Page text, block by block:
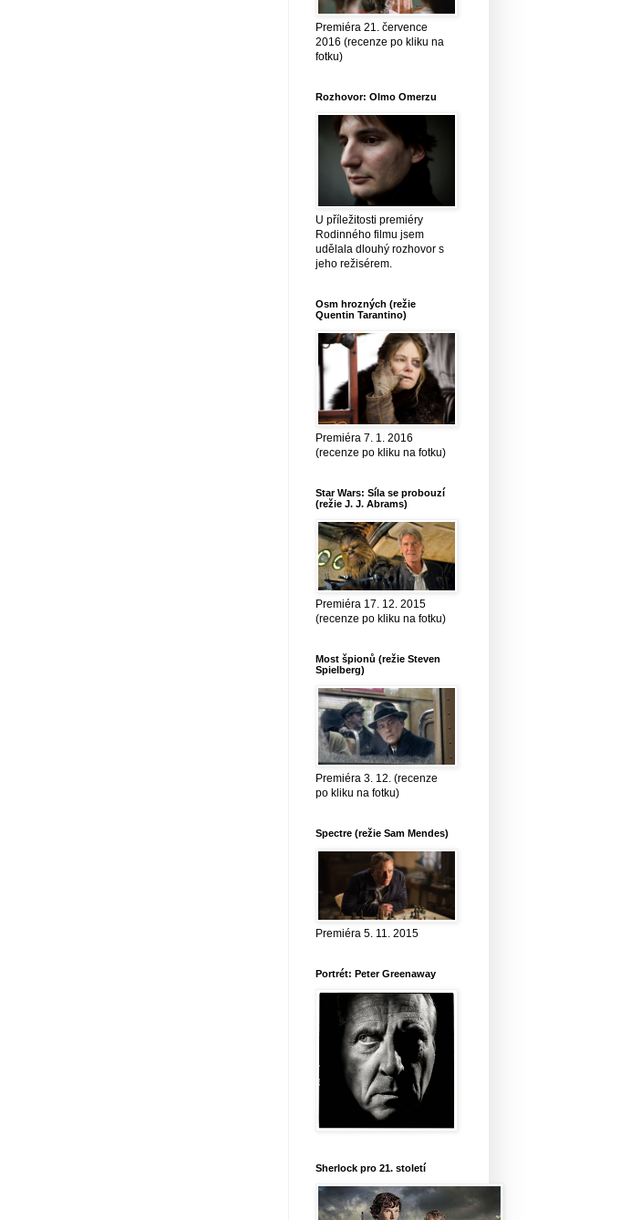
Premiéra 21. července
2016 (recenze po kliku na
fotku)
Rozhovor: Olmo Omerzu
U příležitosti premiéry
Rodinného filmu jsem
udělala dlouhý rozhovor s
jeho režisérem.
Osm hrozných (režie
Quentin Tarantino)
Premiéra 7. 1. 2016
(recenze po kliku na fotku)
Star Wars: Síla se probouzí
(režie J. J. Abrams)
Premiéra 17. 12. 2015
(recenze po kliku na fotku)
Most špionů (režie Steven
Spielberg)
Premiéra 3. 12. (recenze
po kliku na fotku)
Spectre (režie Sam Mendes)
Premiéra 5. 11. 2015
Portrét: Peter Greenaway
Sherlock pro 21. století